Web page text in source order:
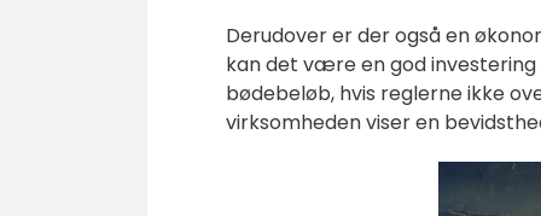
Derudover er der også en
kan det være en god
bødebeløb, hvis reglerne ikke
virksomheden viser en